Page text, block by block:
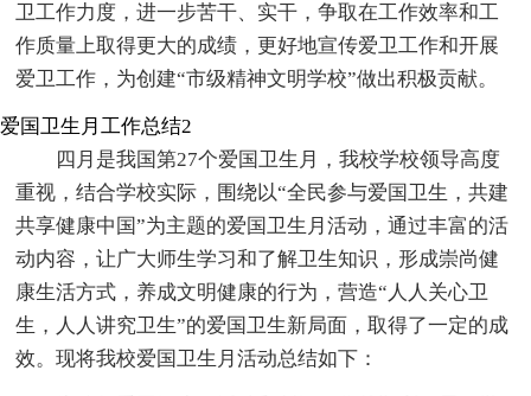
卫工作力度，进一步苦干、实干，争取在工作效率和工
作质量上取得更大的成绩，更好地宣传爱卫工作和开展
爱卫工作，为创建“市级精神文明学校”做出积极贡献。
爱国卫生月工作总结2
四月是我国第27个爱国卫生月，我校学校领导高度
重视，结合学校实际，围绕以“全民参与爱国卫生，共建
共享健康中国”为主题的爱国卫生月活动，通过丰富的活
动内容，让广大师生学习和了解卫生知识，形成崇尚健
康生活方式，养成文明健康的行为，营造“人人关心卫
生，人人讲究卫生”的爱国卫生新局面，取得了一定的成
效。现将我校爱国卫生月活动总结如下：